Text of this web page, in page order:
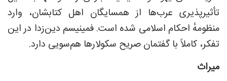
تأثیرپذیری عرب‌ها از همسایگان اهل کتابشان، وارد
منظومهٔ احکام اسلامی شده است. فمینیسم دین‌زدا در این
تفکر، کاملاً با گفتمان صریح سکولارها هم‌سویی دارد.
میراث